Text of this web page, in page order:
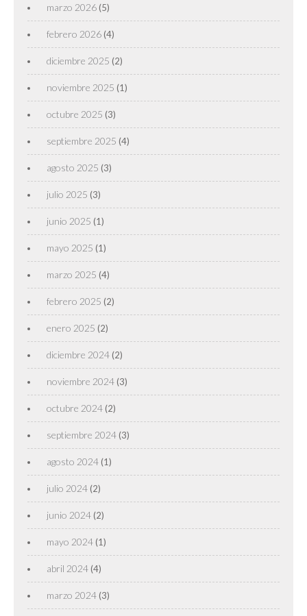
marzo 2026 (5)
febrero 2026 (4)
diciembre 2025 (2)
noviembre 2025 (1)
octubre 2025 (3)
septiembre 2025 (4)
agosto 2025 (3)
julio 2025 (3)
junio 2025 (1)
mayo 2025 (1)
marzo 2025 (4)
febrero 2025 (2)
enero 2025 (2)
diciembre 2024 (2)
noviembre 2024 (3)
octubre 2024 (2)
septiembre 2024 (3)
agosto 2024 (1)
julio 2024 (2)
junio 2024 (2)
mayo 2024 (1)
abril 2024 (4)
marzo 2024 (3)